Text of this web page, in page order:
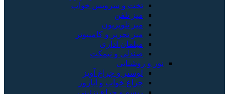
تخت و سرویس خواب
میز تلفن
میز تلویزیون
میز تحریر و کامپیوتر
مبلمان اداری
صندلی و نیمکت
نور و روشنایی
لوستر و چراغ آویز
چراغ خواب و آباژور